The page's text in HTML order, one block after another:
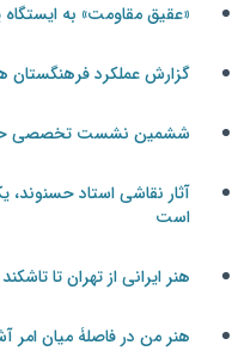
«عقیق مقاومت» به ایستگاه
گزارش عملکرد فرهنگستان هنر در سال
ششمین نشست تخصصی حکمت
آثار نقاشی استاد حسنوند،
است
هنر ایرانی از تهران تا تاشکند
هنر من در فاصلۀ میان امر